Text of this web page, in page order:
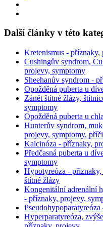
Další články v této
Kretenismus -
Cushingův syndrom,
projevy, symptomy
Sheehanův syndrom -
Opožděná puberta u
Zánět štítné žlázy,
symptomy
Opožděná puberta u
Hunterův syndrom,
projevy, symptomy,
Kalcinóza - příznaky,
Předčasná puberta u
symptomy
Hypotyreóza -
štítné žlázy
Kongenitální adrenální
- příznaky, projevy,
Hyperparatyreóza,